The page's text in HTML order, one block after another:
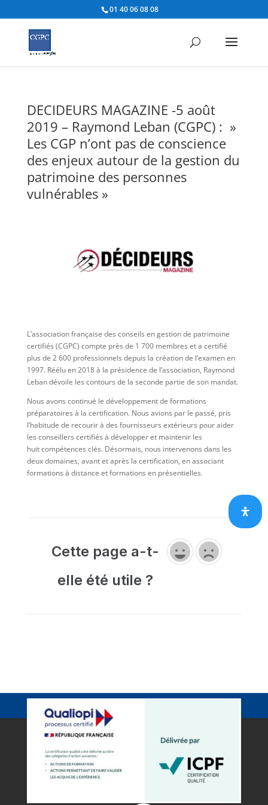
01 40 06 08 08
DECIDEURS MAGAZINE -5 août
2019 – Raymond Leban (CGPC) : »
Les CGP n’ont pas de conscience
des enjeux autour de la gestion du
patrimoine des personnes
vulnérables »
L’association française des conseils en gestion de patrimoine
certifiés (CGPC) compte près de 1 700 membres et a certifié
plus de 2 600 professionnels depuis la création de l’examen en
1997. Réélu en 2018 à la présidence de l’association, Raymond
Leban dévoile les contours de la seconde partie de son mandat.
Nous avons continué le développement de formations
préparatoires à la certification. Nous avions par le passé, pris
l’habitude de recourir à des fournisseurs extérieurs pour aider
les conseillers certifiés à développer et maintenir les
huit compétences clés. Désormais, nous intervenons dans les
deux domaines, avant et après la certification, en associant
formations à distance et formations en présentielles.
Cette page a-t-
elle été utile ?